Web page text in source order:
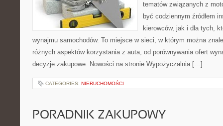
tematów związanych z
być codziennym źródłem
kierowców, jak i dla tych,
wynajmu samochodów. To miejsce w sieci, w którym można
różnych aspektów korzystania z auta, od porównywania ofert
decyzje zakupowe. Nowości na stronie Wypożyczalnia […]
CATEGORIES: NIERUCHOMOŚCI
PORADNIK ZAKUPOWY